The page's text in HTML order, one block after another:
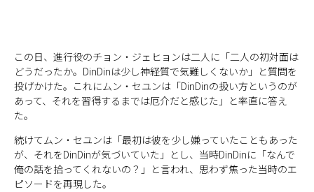
この日、進行役のチョン・ジェヒョンは二人に「二人の初対面は
どうだったか。DinDinは少し神経質で気難しくないか」と質問を
投げかけた。これにムン・セユンは「DinDinの扱い方というのが
あって、それを習得するまでは厄介だと感じた」と率直に答え
た。
続けてムン・セユンは「最初は彼を少し嫌っていたこともあった
が、それをDinDinが気づいていた」とし、当時DinDinに「なんで
俺の話を拾ってくれないの？」と言われ、思わず焦った当時のエ
ピソードを再現した。